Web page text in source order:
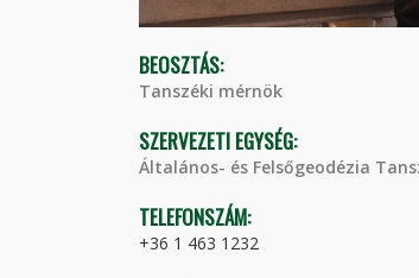
BEOSZTÁS:
Tanszéki mérnök
SZERVEZETI EGYSÉG:
Általános- és Felsőgeodézia
TELEFONSZÁM:
+36 1 463 1232